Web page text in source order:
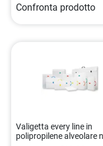
Confronta prodotto
Valigetta every line in
polipropilene alveolare